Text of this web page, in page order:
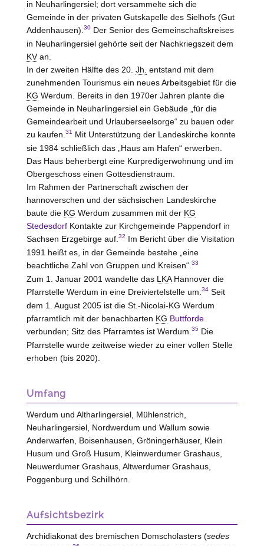
in Neuharlingersiel; dort versammelte sich die
Gemeinde in der privaten Gutskapelle des Sielhofs (Gut
Addenhausen). 30Der Senior des Gemeinschaftskreises
in Neuharlingersiel gehörte seit der Nachkriegszeit dem
KVan.
In der zweiten Hälfte des 20. Jh. entstand mit dem
zunehmenden Tourismus ein neues Arbeitsgebiet für die
KG Werdum. Bereits in den 1970er Jahren plante die
Gemeinde in Neuharlingersiel ein Gebäude „für die
Gemeindearbeit und Urlauberseelsorge“ zu bauen oder
zu kaufen. 31
Mit Unterstützung der Landeskirche konnte
sie 1984 schließlich das „Haus am Hafen“ erwerben.
Das Haus beherbergt eine Kurpredigerwohnung und im
Obergeschoss einen Gottesdienstraum.
Im Rahmen der Partnerschaft zwischen der
hannoverschen und der sächsischen Landeskirche
baute die KG Werdum zusammen mit der KG
StedesdorfKontakte zur Kirchgemeinde Pappendorf in
Sachsen Erzgebirge auf. 32 Im Bericht über die Visitation
1991 heißt es, in der Gemeinde bestehe „eine
beachtliche Zahl von Gruppen und Kreisen“. 33
Zum 1. Januar 2001 wandelte das LKAHannover die
Pfarrstelle Werdum in eine Dreiviertelstelle um. 34Seit
dem 1. August 2005 ist die St.-Nicolai-KG Werdum
pfarramtlich mit der benachbarten KG Buttforde
verbunden; Sitz des Pfarramtes ist Werdum. 35Die
Pfarrstelle wurde zeitweise wieder zu einer vollen Stelle
erhoben (bis 2020).
Umfang
Werdum und Altharlingersiel, Mühlenstrich,
Neuharlingersiel, Nordwerdum und Wallum sowie
Anderwarfen, Boisenhausen, Gröningerhäuser, Klein
Husum und Groß Husum , Kleinwerdumer Grashaus,
Neuwerdumer Grashaus, Altwerdumer Grashaus,
Poggenburg und Schillhörn.
Aufsichtsbezirk
Archidiakonat des bremischen Domscholasters (sedes